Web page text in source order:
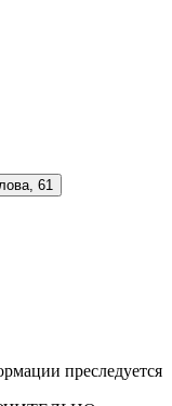
61
преследуется